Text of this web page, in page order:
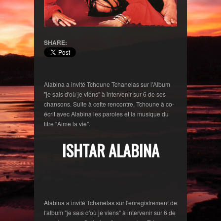
SHARE:
Alabina a invité Tchoune Tchanelas sur l'Album
"je sais d'où je viens" à intervenir sur 6 de ses
chansons. Suite à cette rencontre, Tchoune à co-
écrit avec Alabina les paroles et la musique du
titre "Aime la vie".
ISHTAR ALABINA
Alabina a invité Tchanelas sur l'enregistrement de
l'album "je sais d'où je viens" à intervenir sur 6 de